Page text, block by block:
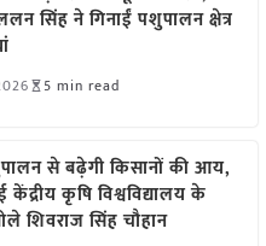
सिंह ने गिनाईं पशुपालन क्षेत्र
5 min read
से बढ़ेगी किसानों की आय,
केंद्रीय कृषि विश्वविद्यालय के
शिवराज सिंह चौहान